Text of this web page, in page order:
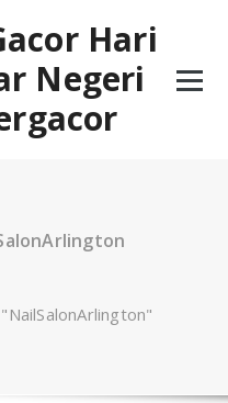
Hari
Negeri